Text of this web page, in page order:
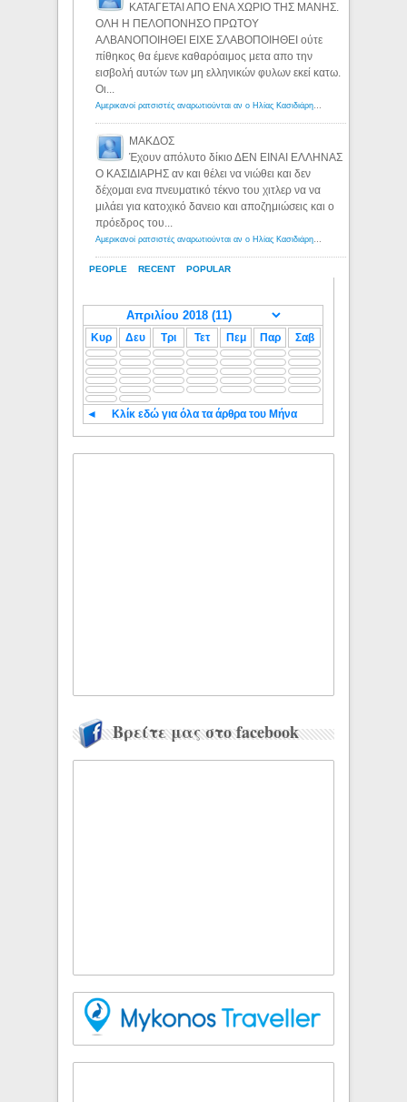
PEOPLE RECENT POPULAR
ΚΑΤΑΓΕΤΑΙ ΑΠΟ ΕΝΑ ΧΩΡΙΟ ΤΗΣ ΜΑΝΗΣ.
ΟΛΗ Η ΠΕΛΟΠΟΝΗΣΟ ΠΡΩΤΟΥ
ΑΛΒΑΝΟΠΟΙΗΘΕΙ ΕΙΧΕ ΣΛΑΒΟΠΟΙΗΘΕΙ ούτε
πίθηκος θα έμενε καθαρόαιμος μετα απο την
εισβολή αυτών των μη ελληνικών φυλων εκεί κατω.
Οι...
Αμερικανοί ρατσιστές αναρωτιούνται αν ο Ηλίας Κασιδιάρης ανήκει στη λευκή φυλή... - Λόγιος Ερμής
ΜΑΚΔΟΣ
Έχουν απόλυτο δίκιο ΔΕΝ ΕΙΝΑΙ ΕΛΛΗΝΑΣ
Ο ΚΑΣΙΔΙΑΡΗΣ αν και θέλει να νιώθει και δεν
δέχομαι ενα πνευματικό τέκνο του χιτλερ να να
μιλάει για κατοχικό δανειο και αποζημιώσεις και ο
πρόεδρος του...
Αμερικανοί ρατσιστές αναρωτιούνται αν ο Ηλίας Κασιδιάρης ανήκει στη λευκή φυλή... - Λόγιος Ερμής
Κυρ Δευ Τρι Τετ Πεμ Παρ Σαβ
◄ Κλίκ εδώ για όλα τα άρθρα του Μήνα
Βρείτε μας στο facebook